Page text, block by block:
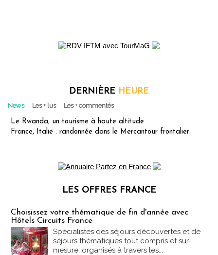
DERNIÈRE HEURE
News Les + lus Les + commentés
Le Rwanda, un tourisme à haute altitude
France, Italie : randonnée dans le Mercantour frontalier
LES OFFRES FRANCE
Choisissez votre thématique de fin d'année avec
Hôtels Circuits France
Spécialistes des séjours découvertes et de
séjours thématiques tout compris et sur-
mesure, organisés à travers les...